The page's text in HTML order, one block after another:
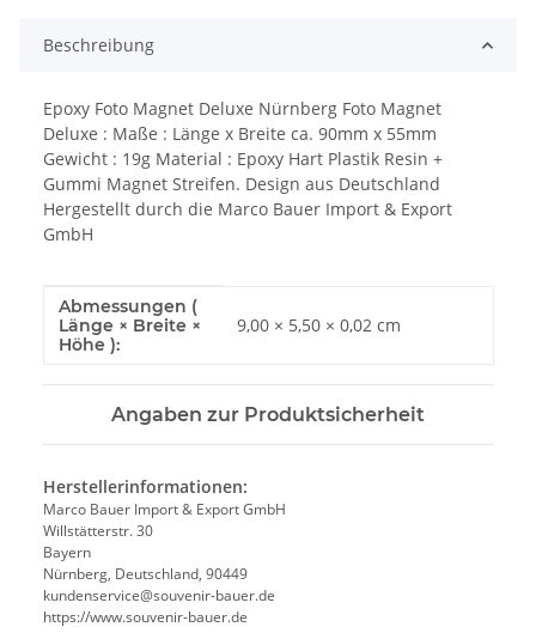
Beschreibung
Epoxy Foto Magnet Deluxe Nürnberg Foto Magnet
Deluxe : Maße : Länge x Breite ca. 90mm x 55mm
Gewicht : 19g Material : Epoxy Hart Plastik Resin +
Gummi Magnet Streifen. Design aus Deutschland
Hergestellt durch die Marco Bauer Import & Export
GmbH
Produkteigenschaft
Wert
Abmessungen (
Länge × Breite ×
Höhe ):
9,00 × 5,50 × 0,02 cm
Angaben zur Produktsicherheit
Herstellerinformationen:
Marco Bauer Import & Export GmbH
Willstätterstr. 30
Bayern
Nürnberg, Deutschland, 90449
kundenservice@souvenir-bauer.de
https://www.souvenir-bauer.de